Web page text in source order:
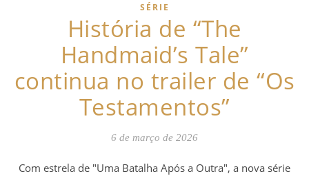
SÉRIE
História de “The
Handmaid’s Tale”
continua no trailer de “Os
Testamentos”
6 de março de 2026
Com estrela de "Uma Batalha Após a Outra", a nova série